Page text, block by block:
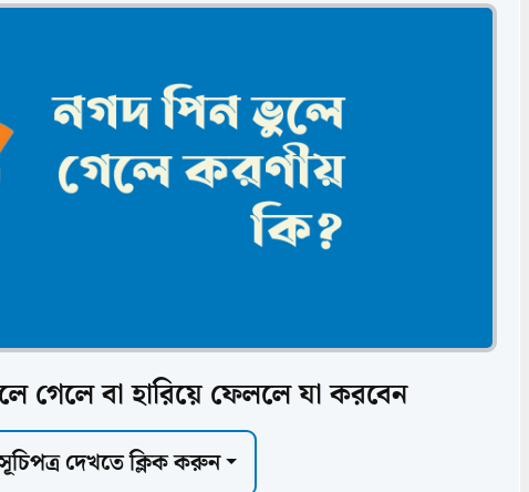
গেলে বা হারিয়ে ফেললে যা করবেন
দেখতে ক্লিক করুন